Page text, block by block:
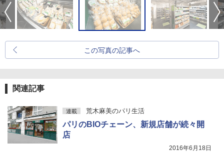
この写真の記事へ
関連記事
連載 荒木麻美のパリ生活
パリのBIOチェーン、新規店舗が続々開
店
2016年6月18日